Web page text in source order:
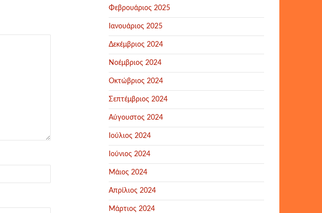
Φεβρουάριος 2025
Ιανουάριος 2025
Δεκέμβριος 2024
Νοέμβριος 2024
Οκτώβριος 2024
Σεπτέμβριος 2024
Αύγουστος 2024
Ιούλιος 2024
Ιούνιος 2024
Μάιος 2024
Απρίλιος 2024
Μάρτιος 2024